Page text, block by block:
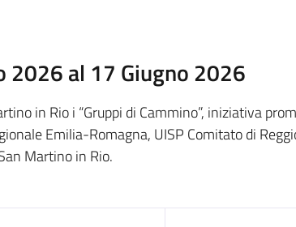
2026 al 17 Giugno 2026
in Rio i “Gruppi di Cammino”, iniziativa
Emilia-Romagna, UISP Comitato di
Martino in Rio.